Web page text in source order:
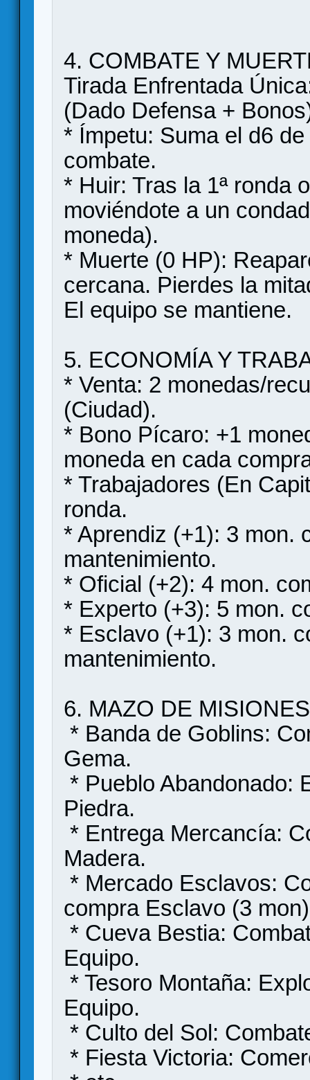
4. COMBATE Y
Tirada Enfrentada
(Dado Defensa +
* Ímpetu: Suma el d6
combate.
* Huir: Tras la 1ª ronda
moviéndote a un
moneda).
* Muerte (0 HP):
cercana. Pierdes la
El equipo se mantiene.
5. ECONOMÍA Y
* Venta: 2 monedas/
(Ciudad).
* Bono Pícaro: +1
moneda en cada
* Trabajadores (En
ronda.
* Aprendiz (+1): 3 mon.
mantenimiento.
* Oficial (+2): 4 mon.
* Experto (+3): 5 mon.
* Esclavo (+1): 3 mon.
mantenimiento.
6. MAZO DE
* Banda de Goblins:
Gema.
* Pueblo Abandonado:
Piedra.
* Entrega Mercancía:
Madera.
* Mercado Esclavos:
compra Esclavo (3
* Cueva Bestia:
Equipo.
* Tesoro Montaña:
Equipo.
* Culto del Sol:
* Fiesta Victoria: